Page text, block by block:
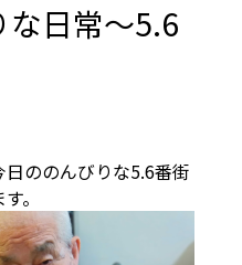
日常～5.6
ののんびりな5.6番街
。